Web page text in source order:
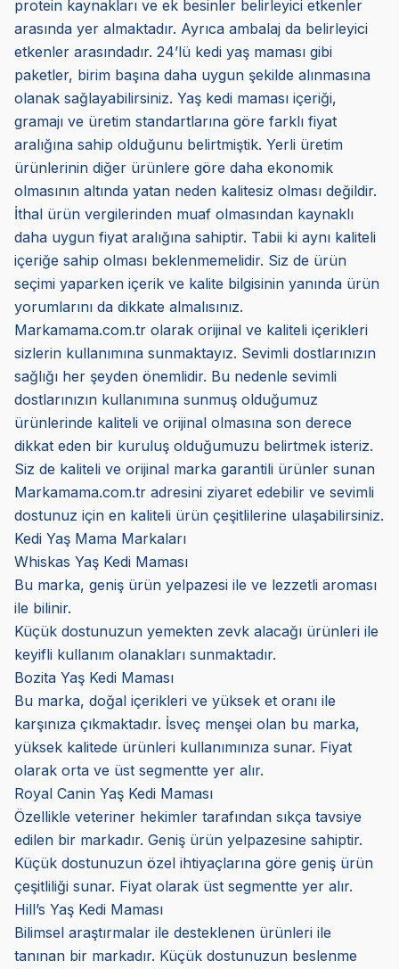
protein kaynakları ve ek besinler belirleyici etkenler
arasında yer almaktadır. Ayrıca ambalaj da belirleyici
etkenler arasındadır. 24’lü kedi yaş maması gibi
paketler, birim başına daha uygun şekilde alınmasına
olanak sağlayabilirsiniz. Yaş kedi maması içeriği,
gramajı ve üretim standartlarına göre farklı fiyat
aralığına sahip olduğunu belirtmiştik. Yerli üretim
ürünlerinin diğer ürünlere göre daha ekonomik
olmasının altında yatan neden kalitesiz olması değildir.
İthal ürün vergilerinden muaf olmasından kaynaklı
daha uygun fiyat aralığına sahiptir. Tabii ki aynı kaliteli
içeriğe sahip olması beklenmemelidir. Siz de ürün
seçimi yaparken içerik ve kalite bilgisinin yanında ürün
yorumlarını da dikkate almalısınız.
Markamama.com.tr olarak orijinal ve kaliteli içerikleri
sizlerin kullanımına sunmaktayız. Sevimli dostlarınızın
sağlığı her şeyden önemlidir. Bu nedenle sevimli
dostlarınızın kullanımına sunmuş olduğumuz
ürünlerinde kaliteli ve orijinal olmasına son derece
dikkat eden bir kuruluş olduğumuzu belirtmek isteriz.
Siz de kaliteli ve orijinal marka garantili ürünler sunan
Markamama.com.tr adresini ziyaret edebilir ve sevimli
dostunuz için en kaliteli ürün çeşitlilerine ulaşabilirsiniz.
Kedi Yaş Mama Markaları
Whiskas Yaş Kedi Maması
Bu marka, geniş ürün yelpazesi ile ve lezzetli aroması
ile bilinir.
Küçük dostunuzun yemekten zevk alacağı ürünleri ile
keyifli kullanım olanakları sunmaktadır.
Bozita Yaş Kedi Maması
Bu marka, doğal içerikleri ve yüksek et oranı ile
karşınıza çıkmaktadır. İsveç menşei olan bu marka,
yüksek kalitede ürünleri kullanımınıza sunar. Fiyat
olarak orta ve üst segmentte yer alır.
Royal Canin Yaş Kedi Maması
Özellikle veteriner hekimler tarafından sıkça tavsiye
edilen bir markadır. Geniş ürün yelpazesine sahiptir.
Küçük dostunuzun özel ihtiyaçlarına göre geniş ürün
çeşitliliği sunar. Fiyat olarak üst segmentte yer alır.
Hill’s Yaş Kedi Maması
Bilimsel araştırmalar ile desteklenen ürünleri ile
tanınan bir markadır. Küçük dostunuzun beslenme